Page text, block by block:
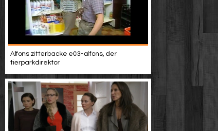
Alfons zitterbacke e03-alfons, der
tierparkdirektor